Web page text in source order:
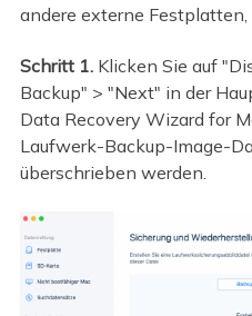
andere externe Festplatten,
Schritt 1. Klicken Sie auf
Backup" > "Next" in der
Data Recovery Wizard for
Laufwerk-Backup-Image-
überschrieben werden.